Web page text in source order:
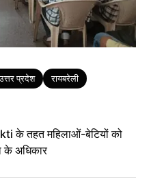
प्रदेश रायबरेली
के तहत महिलाओं-बेटियों को
के अधिकार